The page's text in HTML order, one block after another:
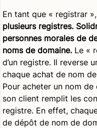
En tant que « registrar »,
plusieurs registres.
personnes morales de
noms de domaine. Le «
d’un registre. Il reverse
chaque achat de nom
Pour acheter un nom
son client remplit les
registre. En effet,
de dépôt de nom de